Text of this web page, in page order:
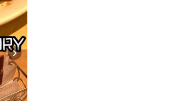
Next slide